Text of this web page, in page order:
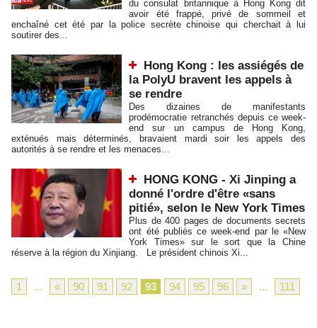
du consulat britannique à Hong Kong dit
avoir été frappé, privé de sommeil et
enchaîné cet été par la police secrète chinoise qui cherchait à lui
soutirer des...
Hong Kong : les assiégés de
la PolyU bravent les appels à
se rendre
Des dizaines de manifestants
prodémocratie retranchés depuis ce week-
end sur un campus de Hong Kong,
exténués mais déterminés, bravaient mardi soir les appels des
autorités à se rendre et les menaces...
HONG KONG - Xi Jinping a
donné l'ordre d'être «sans
pitié», selon le New York Times
Plus de 400 pages de documents secrets
ont été publiés ce week-end par le «New
York Times» sur le sort que la Chine
réserve à la région du Xinjiang. Le président chinois Xi...
1 ... « 90 91 92 93 94 95 96 » ... 111